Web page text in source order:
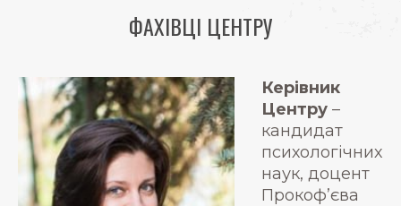
in
windowwindow
ФАХІВЦІ ЦЕНТРУ
Керівник
Центру –
кандидат
психологічних
наук, доцент
Прокоф’єва